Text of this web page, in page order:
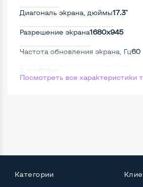
Диагональ экрана, дюймы17.3"
Разрешение экрана1680x945
Частота обновления экрана, Гц60
Full HD Нет
Мощность:
Посмотреть все характеристики
Категории